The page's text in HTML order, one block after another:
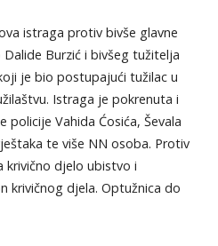
istraga protiv bivše glavne
Burzić i bivšeg tužitelja
je bio postupajući tužilac u
Istraga je pokrenuta i
policije Vahida Ćosića, Ševala
te više NN osoba. Protiv
krivično djelo ubistvo i
krivičnog djela. Optužnica do